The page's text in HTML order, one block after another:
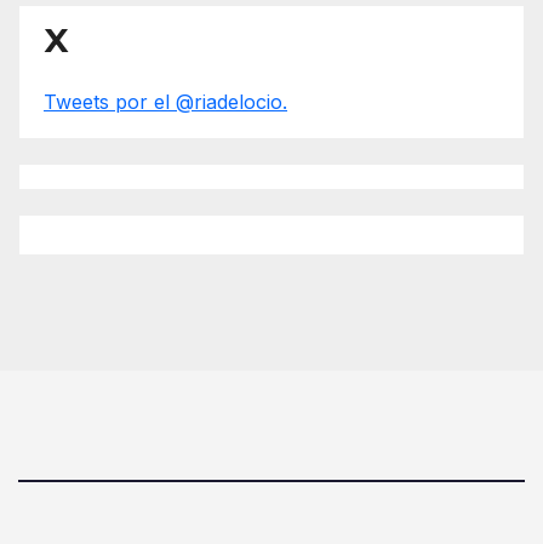
X
Tweets por el @riadelocio.